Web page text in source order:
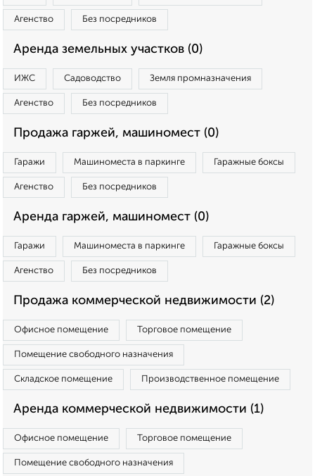
Агенство Без посредников
Аренда земельных участков (0)
ИЖС Садоводство Земля промназначения
Агенство Без посредников
Продажа гаржей, машиномест (0)
Гаражи Машиноместа в паркинге Гаражные боксы
Агенство Без посредников
Аренда гаржей, машиномест (0)
Гаражи Машиноместа в паркинге Гаражные боксы
Агенство Без посредников
Продажа коммерческой недвижимости (2)
Офисное помещение Торговое помещение
Помещение свободного назначения
Складское помещение Производственное помещение
Аренда коммерческой недвижимости (1)
Офисное помещение Торговое помещение
Помещение свободного назначения